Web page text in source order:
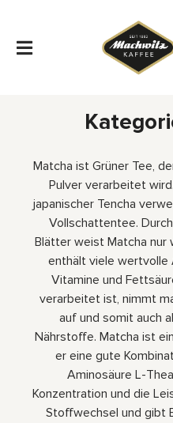
Matcha ist Grüner Tee,
Pulver verarbeitet
japanischer Tencha
Vollschattentee.
Blätter weist Matcha
enthält viele wertvolle
Vitamine und
verarbeitet ist, nimmt
auf und somit auch
Nährstoffe. Matcha ist
er eine gute
Aminosäure L-
Konzentration und die
Stoffwechsel und gibt